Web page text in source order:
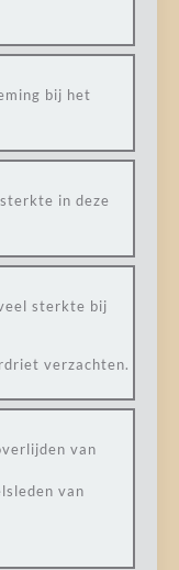
bij het
in deze
sterkte bij
verzachten.
van
van